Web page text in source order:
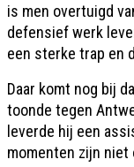
is men overtuigd
defensief werk
een sterke trap en
Daar komt nog bij
toonde tegen
leverde hij een
momenten zijn niet